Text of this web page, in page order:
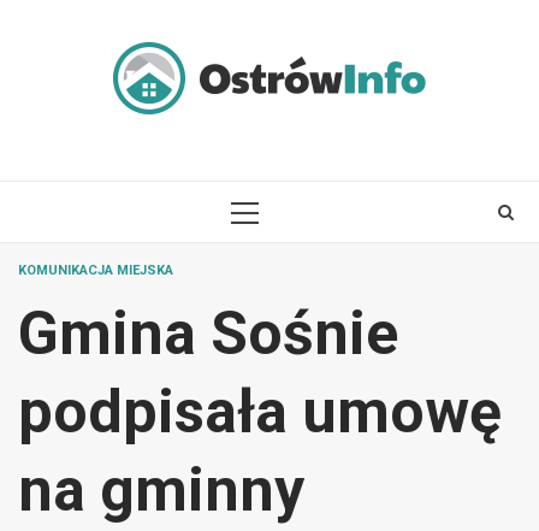
PRIMARY
KOMUNIKACJA MIEJSKA
Gmina Sośnie
podpisała umowę
na gminny